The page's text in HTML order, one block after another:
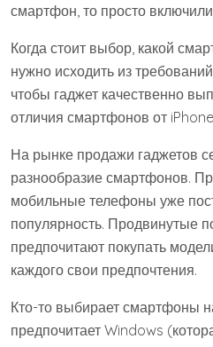
смартфон, то просто
Когда стоит выбор, какой
нужно исходить из
чтобы гаджет качественно
отличия смартфонов от
На рынке продажи гаджетов
разнообразие смартфонов.
мобильные телефоны уже
популярность. Продвинутые
предпочитают покупать
каждого свои предпочтения.
Кто-то выбирает смартфоны
предпочитает Windows